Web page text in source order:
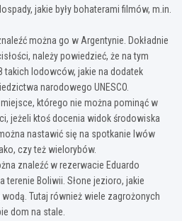
jakie były bohaterami filmów, m.in.
można go w Argentynie. Dokładnie
należy powiedzieć, że na tym
takich lodowców, jakie na dodatek
narodowego UNESCO.
którego nie można pominąć w
jeżeli ktoś docenia widok środowiska
nastawić się na spotkanie lwów
czy też wielorybów.
znaleźć w rezerwacie Eduardo
terenie Boliwii. Słone jezioro, jakie
Tutaj również wiele zagrożonych
dom na stale.